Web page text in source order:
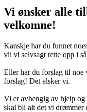
Vi ønsker alle
velkomne!
Kanskje har du funnet
vil vi selvsagt rette opp i
Eller har du forslag til noe
forslag! Det elsker vi.
Vi er avhengig av hjelp
skal bli alt det vi drømmer